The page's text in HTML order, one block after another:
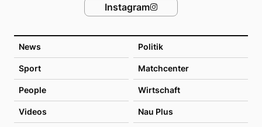
News Politik
Sport Matchcenter
People Wirtschaft
Videos Nau Plus
Instagram